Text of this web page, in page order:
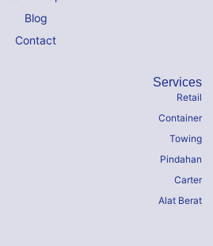
Blog
Contact
Services
Retail
Container
Towing
Pindahan
Carter
Alat Berat